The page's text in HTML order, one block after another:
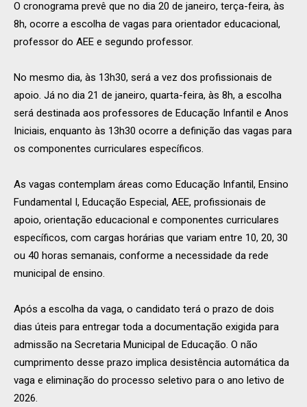
O cronograma prevê que no dia 20 de janeiro, terça-feira, às
8h, ocorre a escolha de vagas para orientador educacional,
professor do AEE e segundo professor.
No mesmo dia, às 13h30, será a vez dos profissionais de
apoio. Já no dia 21 de janeiro, quarta-feira, às 8h, a escolha
será destinada aos professores de Educação Infantil e Anos
Iniciais, enquanto às 13h30 ocorre a definição das vagas para
os componentes curriculares específicos.
As vagas contemplam áreas como Educação Infantil, Ensino
Fundamental I, Educação Especial, AEE, profissionais de
apoio, orientação educacional e componentes curriculares
específicos, com cargas horárias que variam entre 10, 20, 30
ou 40 horas semanais, conforme a necessidade da rede
municipal de ensino.
Após a escolha da vaga, o candidato terá o prazo de dois
dias úteis para entregar toda a documentação exigida para
admissão na Secretaria Municipal de Educação. O não
cumprimento desse prazo implica desistência automática da
vaga e eliminação do processo seletivo para o ano letivo de
2026.